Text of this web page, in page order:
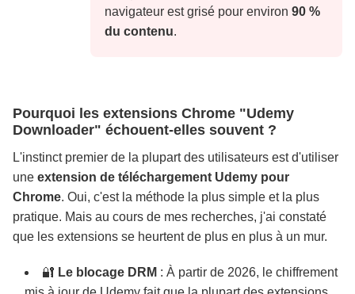
navigateur est grisé pour environ 90 %
du contenu.
Pourquoi les extensions Chrome "Udemy
Downloader" échouent-elles souvent ?
L'instinct premier de la plupart des utilisateurs est d'utiliser
une extension de téléchargement Udemy pour
Chrome. Oui, c'est la méthode la plus simple et la plus
pratique. Mais au cours de mes recherches, j'ai constaté
que les extensions se heurtent de plus en plus à un mur.
🔐 Le blocage DRM : À partir de 2026, le chiffrement